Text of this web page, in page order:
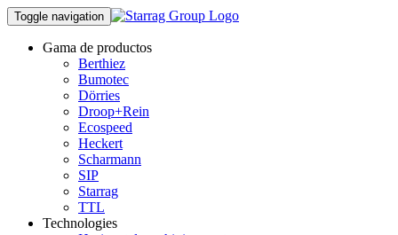
Toggle navigation
Gama de productos
Berthiez
Bumotec
Dörries
Droop+Rein
Ecospeed
Heckert
Scharmann
SIP
Starrag
TTL
Technologies